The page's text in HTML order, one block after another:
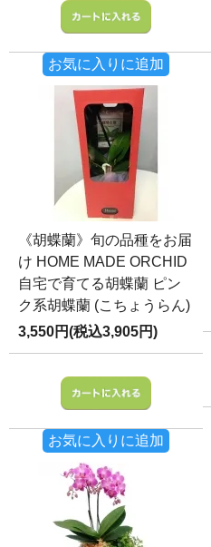
お気に入りに追加
《胡蝶蘭》旬の品種をお届
け HOME MADE ORCHID
自宅で育てる胡蝶蘭 ピン
ク系胡蝶蘭 (こちょうらん)
3,550円(税込3,905円)
お気に入りに追加